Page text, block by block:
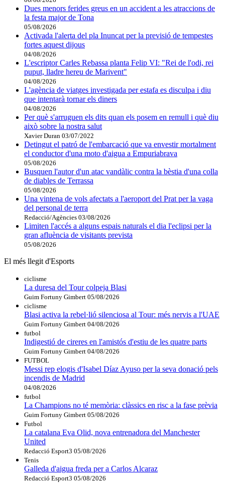
Dues menors ferides greus en un accident a les atraccions de
la festa major de Tona
05/08/2026
Activada l'alerta del pla Inuncat per la previsió de tempestes
fortes aquest dijous
04/08/2026
L'escriptor Carles Rebassa planta Felip VI: "Rei de l'odi, rei
puput, lladre hereu de Marivent"
04/08/2026
L'agència de viatges investigada per estafa es disculpa i diu
que intentarà tornar els diners
04/08/2026
Per què s'arruguen els dits quan els posem en remull i què diu
això sobre la nostra salut
Xavier Duran 03/07/2022
Detingut el patró de l'embarcació que va envestir mortalment
el conductor d'una moto d'aigua a Empuriabrava
05/08/2026
Busquen l'autor d'un atac vandàlic contra la bèstia d'una colla
de diables de Terrassa
05/08/2026
Una vintena de vols afectats a l'aeroport del Prat per la vaga
del personal de terra
Redacció/Agències 03/08/2026
Limiten l'accés a alguns espais naturals el dia l'eclipsi per la
gran afluència de visitants prevista
05/08/2026
El més llegit d'Esports
ciclisme
La duresa del Tour colpeja Blasi
Guim Fortuny Gimbert 05/08/2026
ciclisme
Blasi activa la rebel·lió silenciosa al Tour: més nervis a l'UAE
Guim Fortuny Gimbert 04/08/2026
futbol
Indigestió de cireres en l'amistós d'estiu de les quatre parts
Guim Fortuny Gimbert 04/08/2026
FUTBOL
Messi rep elogis d'Isabel Díaz Ayuso per la seva donació pels
incendis de Madrid
04/08/2026
futbol
La Champions no té memòria: clàssics en risc a la fase prèvia
Guim Fortuny Gimbert 05/08/2026
Futbol
La catalana Eva Olid, nova entrenadora del Manchester
United
Redacció Esport3 05/08/2026
Tenis
Galleda d'aigua freda per a Carlos Alcaraz
Redacció Esport3 05/08/2026